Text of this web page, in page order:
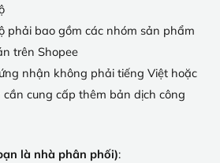
phải bao gồm các nhóm sản phẩm
trên Shopee
nhận không phải tiếng Việt hoặc
cung cấp thêm bản dịch công
là nhà phân phối):